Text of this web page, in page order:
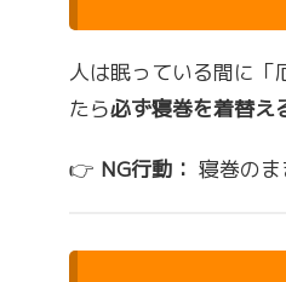
人は眠っている間に「
たら必ず寝巻を着替え
👉 NG行動： 寝巻のま